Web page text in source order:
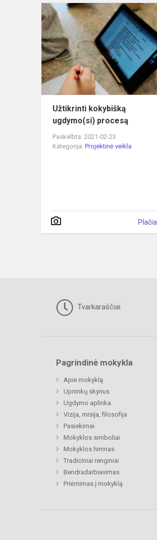
Užtikrinti kokybišką
ugdymo(si) procesą
Paskelbta: 2021-02-23
Kategorija: Projektinė veikla
Tvarkaraščiai
Pagrindinė mokykla
Apie mokyklą
Upninkų skyrius
Ugdymo aplinka
Vizija, misija, filosofija
Pasiekimai
Mokyklos simboliai
Mokyklos himnas
Tradiciniai renginiai
Bendradarbiavimas
Priėmimas į mokyklą